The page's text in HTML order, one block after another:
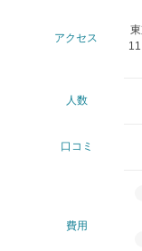
アクセス
人数
口コミ
費用